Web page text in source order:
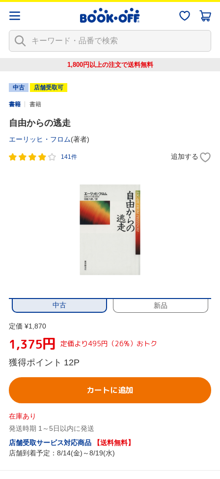
1,800円以上の注文で送料無料
中古 店舗受取可
書籍 書籍
自由からの逃走
エーリッヒ・フロム(著者)
141件 追加する
中古 新品
定価 ¥1,870
1,375円 定価より495円（26%）おトク
獲得ポイント 12P
カートに追加
在庫あり
発送時期 1～5日以内に発送
店舗受取サービス対応商品
【送料無料】
店舗到着予定：8/14(金)～8/19(水)